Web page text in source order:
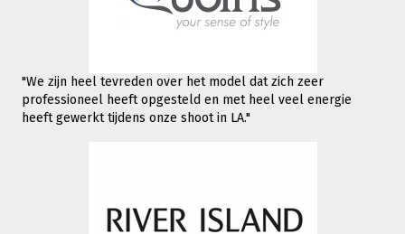
"We zijn heel tevreden over het model dat zich zeer
professioneel heeft opgesteld en met heel veel energie
heeft gewerkt tijdens onze shoot in LA."